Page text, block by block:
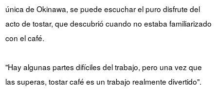
única de Okinawa, se puede escuchar el puro disfrute del
acto de tostar, que descubrió cuando no estaba familiarizado
con el café.
"Hay algunas partes difíciles del trabajo, pero una vez que
las superas, tostar café es un trabajo realmente divertido".